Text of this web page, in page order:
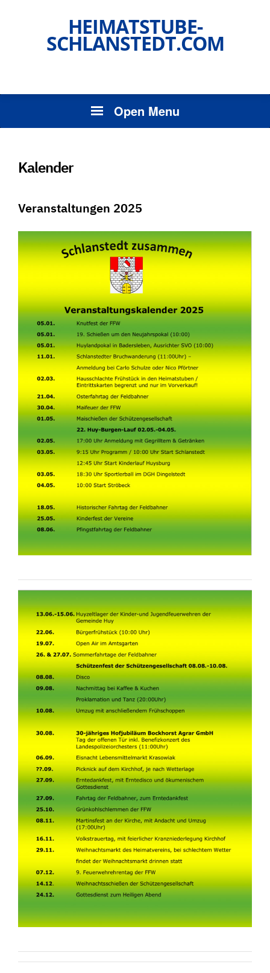
HEIMATSTUBE-
SCHLANSTEDT.COM
Open Menu
Kalender
Veranstaltungen 2025